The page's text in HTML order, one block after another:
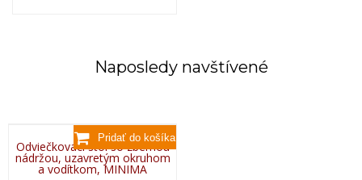
Naposledy navštívené
Odviečkovací stôl so zbernou
nádržou, uzavretým okruhom
a vodítkom, MINIMA